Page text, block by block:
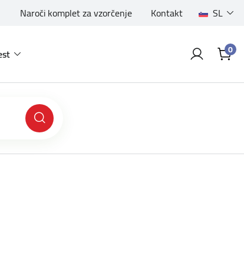
Naroči komplet za vzorčenje Kontakt SL
0